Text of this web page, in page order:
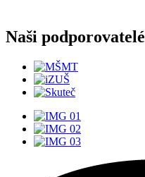
Naši podporovatelé